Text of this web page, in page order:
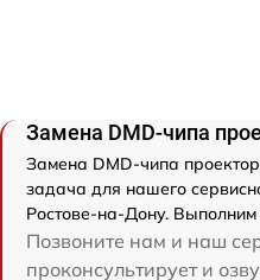
Замена DMD-чипа
Замена DMD-чипа
задача для нашего
Ростове-на-Дону. Выполним
Позвоните нам и наш
проконсультирует и